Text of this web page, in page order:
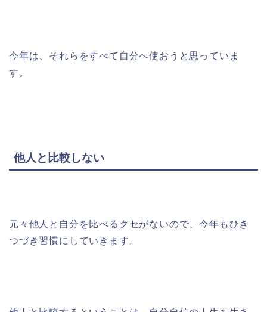
今年は、それらをすべて自分へ使おうと思っていま
す。
他人と比較しない
元々他人と自分を比べるクセがないので、今年もひき
つづき習慣にしていきます。